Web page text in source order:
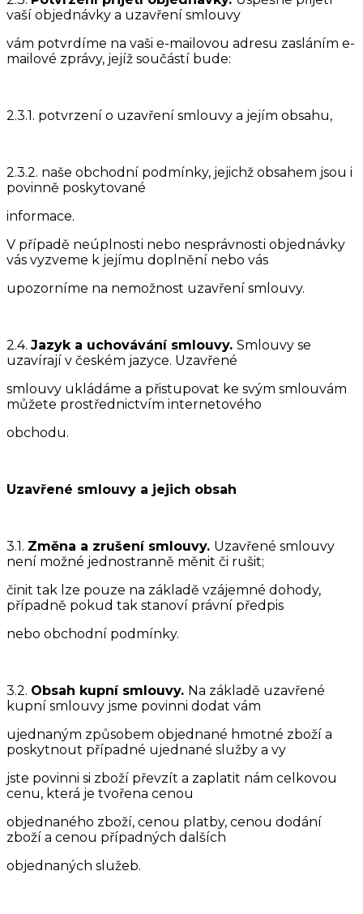
vaší objednávky a uzavření smlouvy
vám potvrdíme na vaši e-mailovou adresu zasláním e-
mailové zprávy, jejíž součástí bude:
2.3.1. potvrzení o uzavření smlouvy a jejím obsahu,
2.3.2. naše obchodní podmínky, jejichž obsahem jsou i
povinně poskytované
informace.
V případě neúplnosti nebo nesprávnosti objednávky
vás vyzveme k jejímu doplnění nebo vás
upozorníme na nemožnost uzavření smlouvy.
2.4. Jazyk a uchovávání smlouvy. Smlouvy se
uzavírají v českém jazyce. Uzavřené
smlouvy ukládáme a přistupovat ke svým smlouvám
můžete prostřednictvím internetového
obchodu.
Uzavřené smlouvy a jejich obsah
3.1. Změna a zrušení smlouvy. Uzavřené smlouvy
není možné jednostranně měnit či rušit;
činit tak lze pouze na základě vzájemné dohody,
případně pokud tak stanoví právní předpis
nebo obchodní podmínky.
3.2. Obsah kupní smlouvy. Na základě uzavřené
kupní smlouvy jsme povinni dodat vám
ujednaným způsobem objednané hmotné zboží a
poskytnout případné ujednané služby a vy
jste povinni si zboží převzít a zaplatit nám celkovou
cenu, která je tvořena cenou
objednaného zboží, cenou platby, cenou dodání
zboží a cenou případných dalších
objednaných služeb.